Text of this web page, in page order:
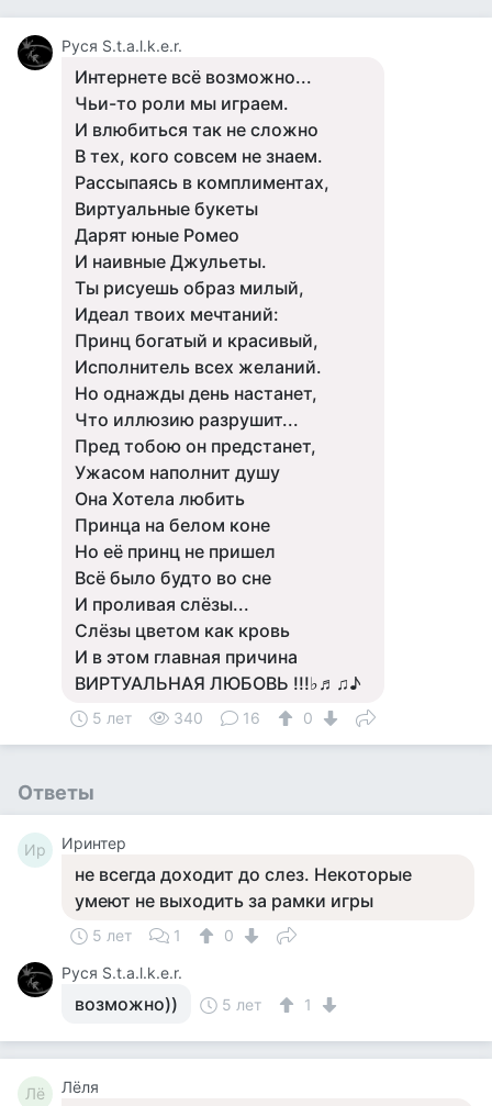
Руся S.t.a.l.k.e.r.
Интернете всё возможно...
Чьи-то роли мы играем.
И влюбиться так не сложно
В тех, кого совсем не знаем.
Рассыпаясь в комплиментах,
Виртуальные букеты
Дарят юные Ромео
И наивные Джульеты.
Ты рисуешь образ милый,
Идеал твоих мечтаний:
Принц богатый и красивый,
Исполнитель всех желаний.
Но однажды день настанет,
Что иллюзию разрушит...
Пред тобою он предстанет,
Ужасом наполнит душу
Она Хотела любить
Принца на белом коне
Но её принц не пришел
Всё было будто во сне
И проливая слёзы...
Слёзы цветом как кровь
И в этом главная причина
ВИРТУАЛЬНАЯ ЛЮБОВЬ !!!♭♬♫♪
5 лет 340 16 0
Ответы
Ир Иринтер
не всегда доходит до слез. Некоторые
умеют не выходить за рамки игры
5 лет 1
0
Руся S.t.a.l.k.e.r.
возможно)) 5 лет 1
Лё Лёля